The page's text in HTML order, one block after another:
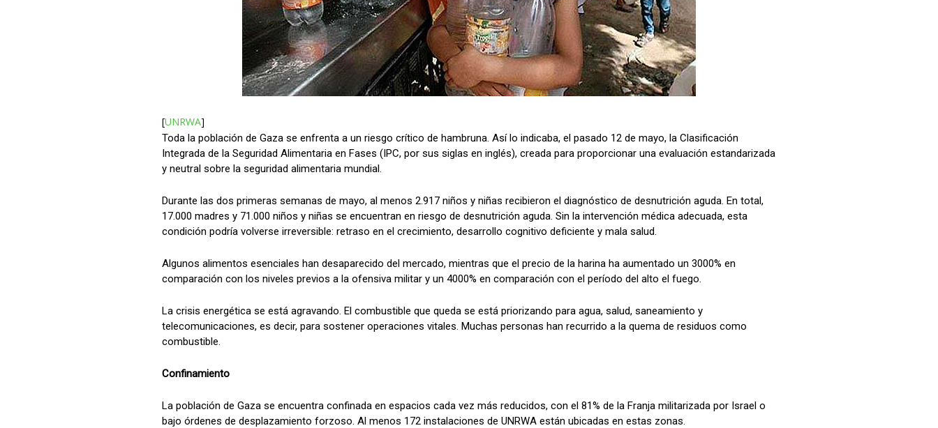
[UNRWA]
Toda la población de Gaza se enfrenta a un riesgo crítico de hambruna. Así lo indicaba, el pasado 12 de mayo, la Clasificación
Integrada de la Seguridad Alimentaria en Fases (IPC, por sus siglas en inglés), creada para proporcionar una evaluación estandarizada
y neutral sobre la seguridad alimentaria mundial.
Durante las dos primeras semanas de mayo, al menos 2.917 niños y niñas recibieron el diagnóstico de desnutrición aguda. En total,
17.000 madres y 71.000 niños y niñas se encuentran en riesgo de desnutrición aguda. Sin la intervención médica adecuada, esta
condición podría volverse irreversible: retraso en el crecimiento, desarrollo cognitivo deficiente y mala salud.
Algunos alimentos esenciales han desaparecido del mercado, mientras que el precio de la harina ha aumentado un 3000% en
comparación con los niveles previos a la ofensiva militar y un 4000% en comparación con el período del alto el fuego.
La crisis energética se está agravando. El combustible que queda se está priorizando para agua, salud, saneamiento y
telecomunicaciones, es decir, para sostener operaciones vitales. Muchas personas han recurrido a la quema de residuos como
combustible.
Confinamiento
La población de Gaza se encuentra confinada en espacios cada vez más reducidos, con el 81% de la Franja militarizada por Israel o
bajo órdenes de desplazamiento forzoso. Al menos 172 instalaciones de UNRWA están ubicadas en estas zonas.